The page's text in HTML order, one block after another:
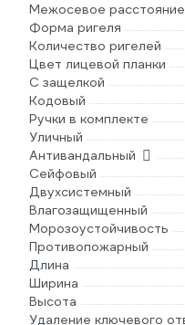
Межосевое расстояние
Форма ригеля
Количество ригелей
Цвет лицевой планки
С защелкой
Кодовый
Ручки в комплекте
Уличный
Антивандальный
Сейфовый
Двухсистемный
Влагозащищенный
Морозоустойчивость
Противопожарный
Длина
Ширина
Высота
Удаление ключевого